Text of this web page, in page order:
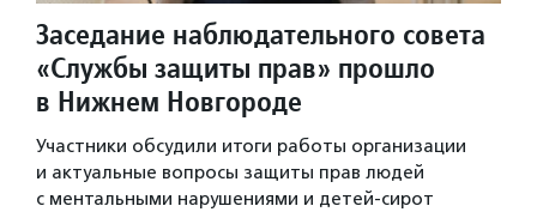
Заседание наблюдательного совета
«Службы защиты прав» прошло
в Нижнем Новгороде
Участники обсудили итоги работы организации
и актуальные вопросы защиты прав людей
с ментальными нарушениями и детей-сирот